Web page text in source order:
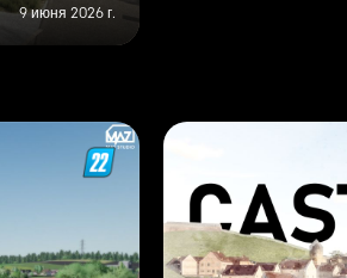
9 июня 2026 г.